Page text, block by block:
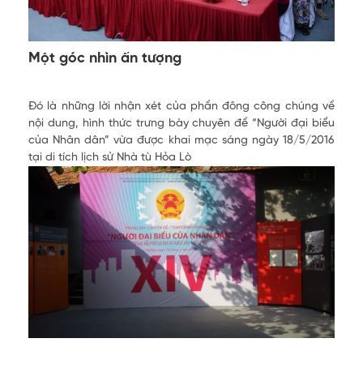
Một góc nhìn ấn tượng
Đó là những lời nhận xét của phần đông công chúng về
nội dung, hình thức trưng bày chuyên đề “Người đại biểu
của Nhân dân” vừa được khai mạc sáng ngày 18/5/2016
tại di tích lịch sử Nhà tù Hỏa Lò